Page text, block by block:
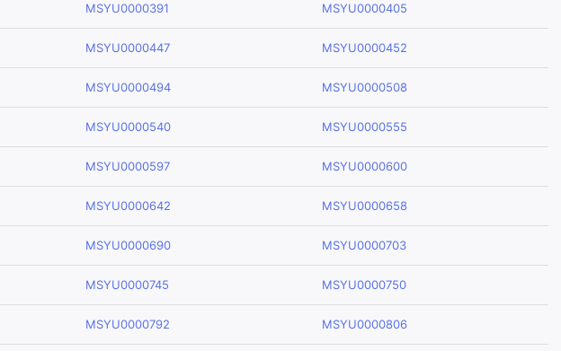
MSYU0000391 MSYU0000405
MSYU0000447 MSYU0000452
MSYU0000494 MSYU0000508
MSYU0000540 MSYU0000555
MSYU0000597 MSYU0000600
MSYU0000642 MSYU0000658
MSYU0000690 MSYU0000703
MSYU0000745 MSYU0000750
MSYU0000792 MSYU0000806